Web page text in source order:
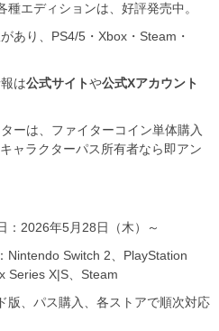
エディションは、好評発売中。
あり、PS4/5・Xbox・Steam・
は公式サイトや公式Xアカウント
ーは、ファイターコイン単体購入
ャラクターパス所有者なら即アン
：2026年5月28日（木）～
Nintendo Switch 2、PlayStation
Series X|S、Steam
版、パス購入、各ストアで順次対応